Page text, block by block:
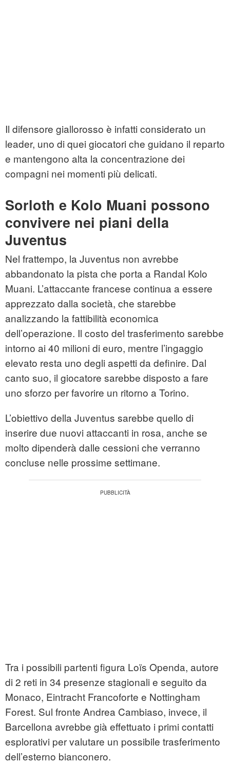
Il difensore giallorosso è infatti considerato un
leader, uno di quei giocatori che guidano il reparto
e mantengono alta la concentrazione dei
compagni nei momenti più delicati.
Sorloth e Kolo Muani possono
convivere nei piani della
Juventus
Nel frattempo, la Juventus non avrebbe
abbandonato la pista che porta a Randal Kolo
Muani. L’attaccante francese continua a essere
apprezzato dalla società, che starebbe
analizzando la fattibilità economica
dell’operazione. Il costo del trasferimento sarebbe
intorno ai 40 milioni di euro, mentre l’ingaggio
elevato resta uno degli aspetti da definire. Dal
canto suo, il giocatore sarebbe disposto a fare
uno sforzo per favorire un ritorno a Torino.
L’obiettivo della Juventus sarebbe quello di
inserire due nuovi attaccanti in rosa, anche se
molto dipenderà dalle cessioni che verranno
concluse nelle prossime settimane.
Tra i possibili partenti figura Loïs Openda, autore
di 2 reti in 34 presenze stagionali e seguito da
Monaco, Eintracht Francoforte e Nottingham
Forest. Sul fronte Andrea Cambiaso, invece, il
Barcellona avrebbe già effettuato i primi contatti
esplorativi per valutare un possibile trasferimento
dell’esterno bianconero.